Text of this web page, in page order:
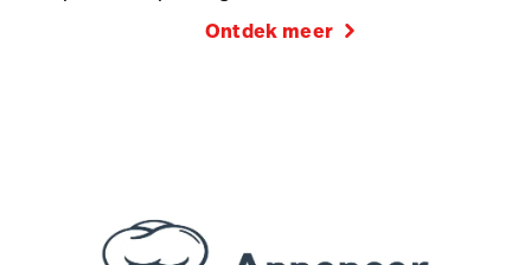
Ontdek meer